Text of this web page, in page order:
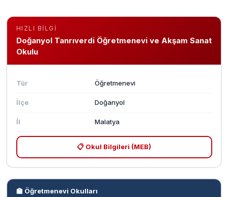
HIZLI BILGI
Doğanyol Tanrıverdi Öğretmenevi ve Akşam Sanat
Okulu
Tür Öğretmenevi
İlçe Doğanyol
İl Malatya
📋 Okul Bilgileri (MEB)
🏫 Öğretmenevi Okulları